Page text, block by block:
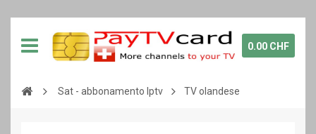
0.00 CHF
Sat - abbonamento Iptv TV olandese